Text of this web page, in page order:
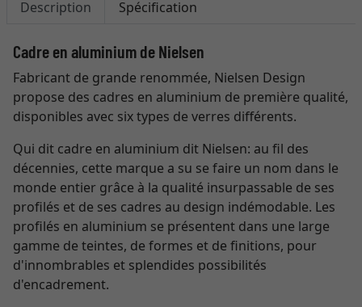
Description Spécification
Cadre en aluminium de Nielsen
Fabricant de grande renommée, Nielsen Design
propose des cadres en aluminium de première qualité,
disponibles avec six types de verres différents.
Qui dit cadre en aluminium dit Nielsen: au fil des
décennies, cette marque a su se faire un nom dans le
monde entier grâce à la qualité insurpassable de ses
profilés et de ses cadres au design indémodable. Les
profilés en aluminium se présentent dans une large
gamme de teintes, de formes et de finitions, pour
d'innombrables et splendides possibilités
d'encadrement.